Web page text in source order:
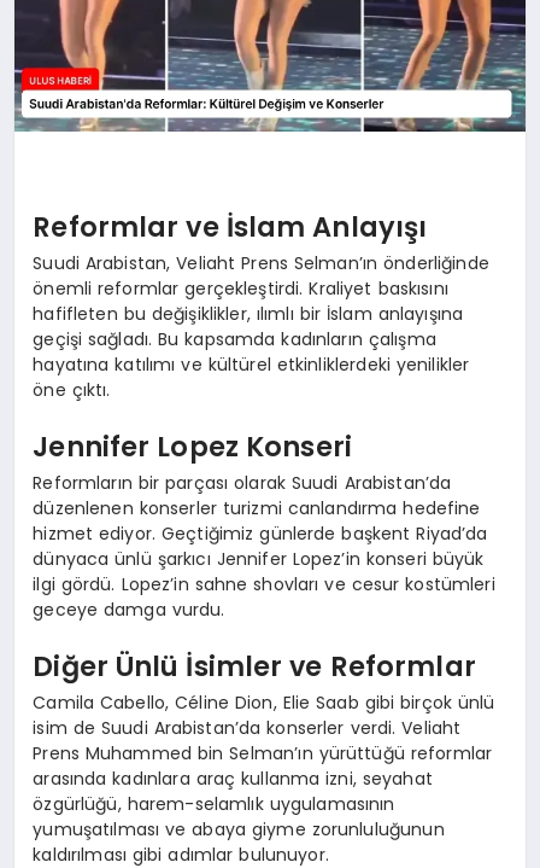
Reformlar ve İslam Anlayışı
Suudi Arabistan, Veliaht Prens Selman’ın önderliğinde
önemli reformlar gerçekleştirdi. Kraliyet baskısını
hafifleten bu değişiklikler, ılımlı bir İslam anlayışına
geçişi sağladı. Bu kapsamda kadınların çalışma
hayatına katılımı ve kültürel etkinliklerdeki yenilikler
öne çıktı.
Jennifer Lopez Konseri
Reformların bir parçası olarak Suudi Arabistan’da
düzenlenen konserler turizmi canlandırma hedefine
hizmet ediyor. Geçtiğimiz günlerde başkent Riyad’da
dünyaca ünlü şarkıcı Jennifer Lopez’in konseri büyük
ilgi gördü. Lopez’in sahne shovları ve cesur kostümleri
geceye damga vurdu.
Diğer Ünlü İsimler ve Reformlar
Camila Cabello, Céline Dion, Elie Saab gibi birçok ünlü
isim de Suudi Arabistan’da konserler verdi. Veliaht
Prens Muhammed bin Selman’ın yürüttüğü reformlar
arasında kadınlara araç kullanma izni, seyahat
özgürlüğü, harem-selamlık uygulamasının
yumuşatılması ve abaya giyme zorunluluğunun
kaldırılması gibi adımlar bulunuyor.